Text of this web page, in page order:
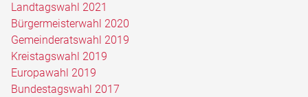
Landtagswahl 2021
Bürgermeisterwahl 2020
Gemeinderatswahl 2019
Kreistagswahl 2019
Europawahl 2019
Bundestagswahl 2017